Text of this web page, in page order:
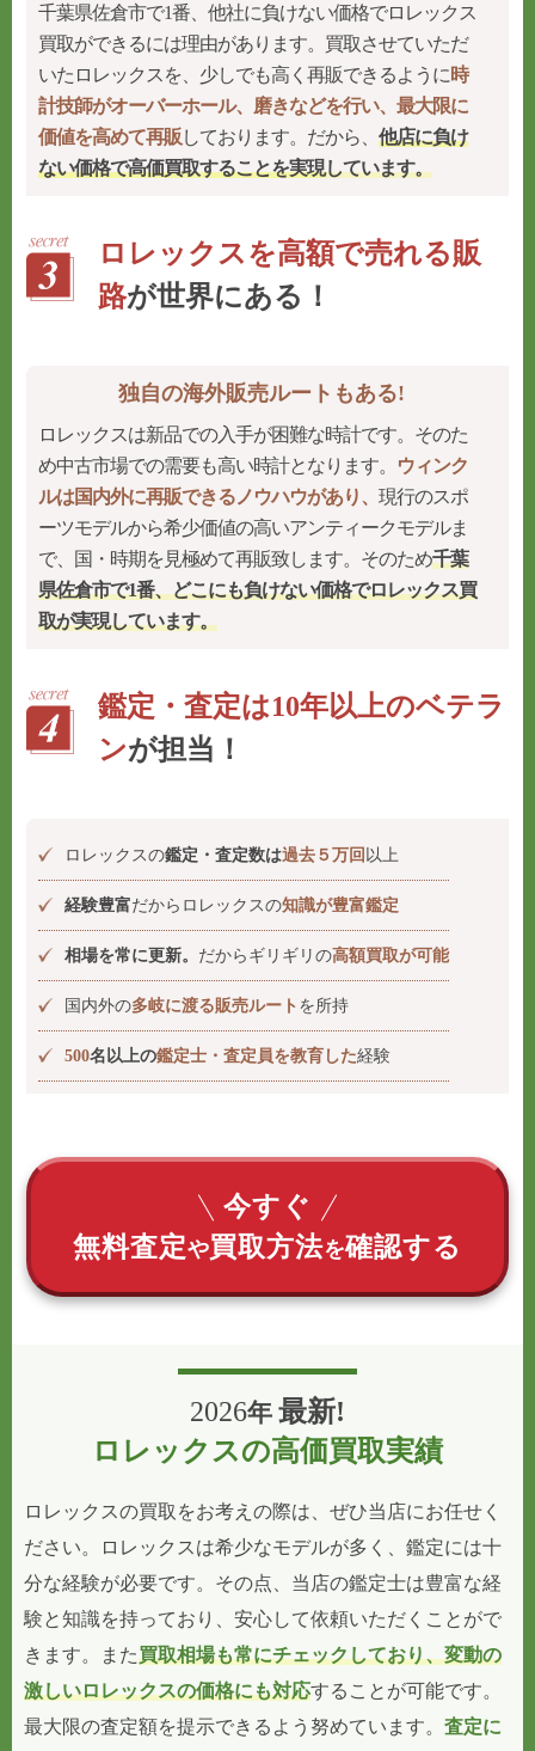
千葉県佐倉市で1番、他社に負けない価格でロレックス
買取ができるには理由があります。買取させていただ
いたロレックスを、少しでも高く再販できるように時
計技師がオーバーホール、磨きなどを行い、最大限に
価値を高めて再販しております。だから、他店に負け
ない価格で高価買取することを実現しています。
ロレックスを高額で売れる販
路が世界にある！
独自の海外販売ルートもある!
ロレックスは新品での入手が困難な時計です。そのた
め中古市場での需要も高い時計となります。 ウィンク
ルは国内外に再販できるノウハウがあり、現行のスポ
ーツモデルから希少価値の高いアンティークモデルま
で、国・時期を見極めて再販致します。そのため千葉
県佐倉市で1番、どこにも負けない価格でロレックス買
取が実現しています。
鑑定・査定は10年以上のベテラ
ンが担当！
ロレックスの鑑定・査定数は過去５万回 以上
経験豊富だからロレックスの知識が豊富鑑定
相場を常に更新。 だからギリギリの高額買取が可能
国内外の多岐に渡る販売ルート を所持
500名以上の鑑定士・査定員を教育した経験
今すぐ
無料査定や買取方法を確認する
2026年 最新!
ロレックスの高価買取実績
ロレックスの買取をお考えの際は、ぜひ当店にお任せく
ださい。ロレックスは希少なモデルが多く、鑑定には十
分な経験が必要です。その点、当店の鑑定士は豊富な経
験と知識を持っており、安心して依頼いただくことがで
きます。また買取相場も常にチェックしており、変動の
激しいロレックスの価格にも対応することが可能です。
最大限の査定額を提示できるよう努めています。 査定に